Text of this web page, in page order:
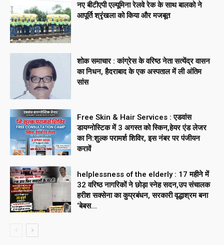
नए बीटीएपी एल्यूमिना रेलवे रेक के साथ बालको ने
आपूर्ति श्रृंखला को किया और मजबूत
शोक समाचार : कांग्रेस के वरिष्ठ नेता सत्येंद्र वासन
का निधन, हैदराबाद के एक अस्पताल में ली अंतिम
सांस
Free Skin & Hair Services : एडवांस
डायग्नोस्टिक में 3 अगस्त को स्किन,हेयर एंड लेजर
का नि:शुल्क परामर्श शिविर, इस नंबर पर पंजीयन
करावें
helplessness of the elderly : 17 महीने में
32 वरिष्ठ नागरिकों ने छोड़ा स्नेह सदन,उप संचालक
हरीश सक्सेना का कुप्रबंधन, सरकारी वृद्धाश्रम बना
‘बेबस...